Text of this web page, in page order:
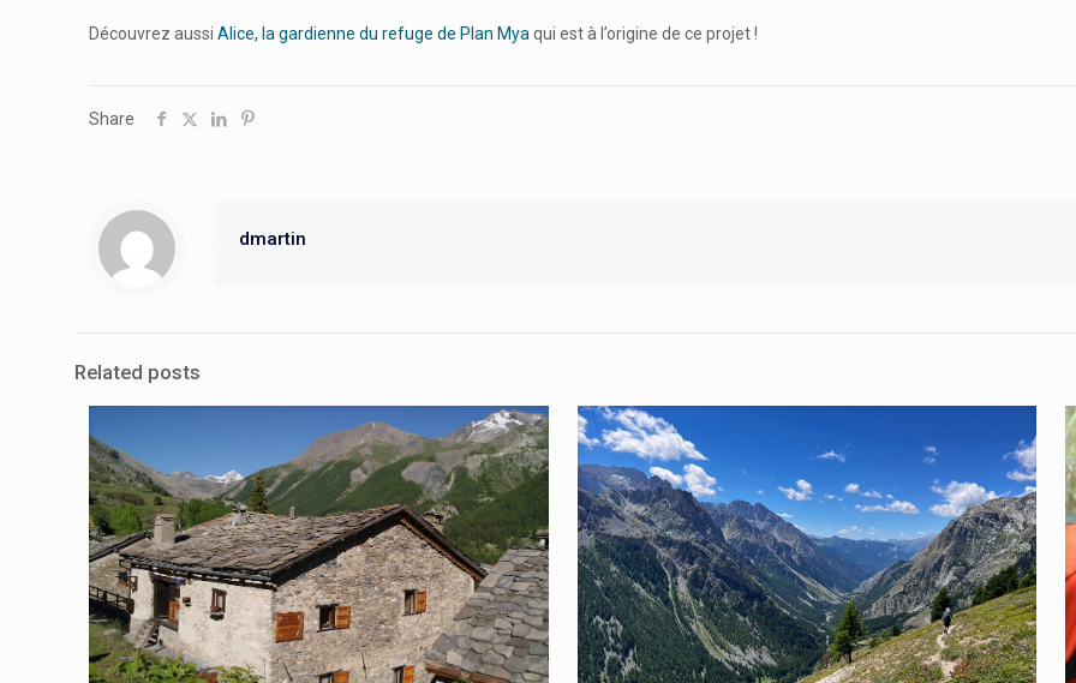
Découvrez aussiAlice, la gardienne du refuge de Plan Myaqui est à l’origine de ce projet !
Share
dmartin
Related posts